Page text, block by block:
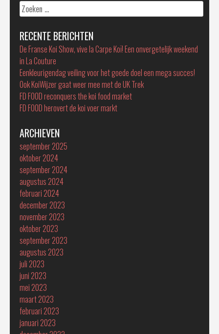
Zoeken
naar:
RECENTE BERICHTEN
De Franse Koi Show, vive la Carpe Koï! Een onvergetelijk weekend
in La Couture
Eenkleurigendag veiling voor het goede doel een mega succes!
Ook KoiWijzer gaat weer mee met de UK Trek
FD FOOD reconquers the koi food market
FD FOOD herovert de koi voer markt
ARCHIEVEN
september 2025
oktober 2024
september 2024
augustus 2024
februari 2024
december 2023
november 2023
oktober 2023
september 2023
augustus 2023
juli 2023
juni 2023
mei 2023
maart 2023
februari 2023
januari 2023